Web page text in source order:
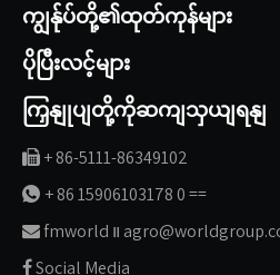
ကျွန်ုပ်တို့၏ထုတ်ကုန်များ
ပိုပြီးလင့်များ
ကြှနျုပျတို့ကိုဆကျသှယျရနျ
 + 86-5111-86349102
 + 86 15906103178 0 ==
fmworld ။
Social Media